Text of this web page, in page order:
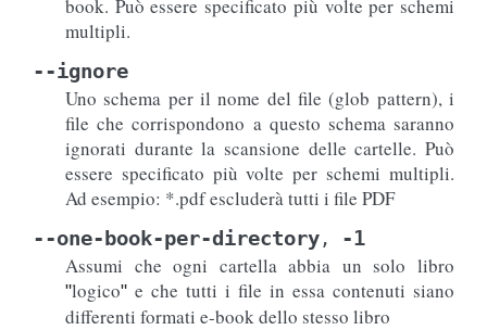
book. Può essere specificato più volte per schemi
multipli.
--ignore
Uno schema per il nome del file (glob pattern), i
file che corrispondono a questo schema saranno
ignorati durante la scansione delle cartelle. Può
essere specificato più volte per schemi multipli.
Ad esempio: *.pdf escluderà tutti i file PDF
--one-book-per-directory , -1
Assumi che ogni cartella abbia un solo libro
"logico" e che tutti i file in essa contenuti siano
differenti formati e-book dello stesso libro